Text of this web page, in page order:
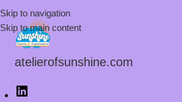
Skip to navigation
Skip to main content
atelierofsunshine.com